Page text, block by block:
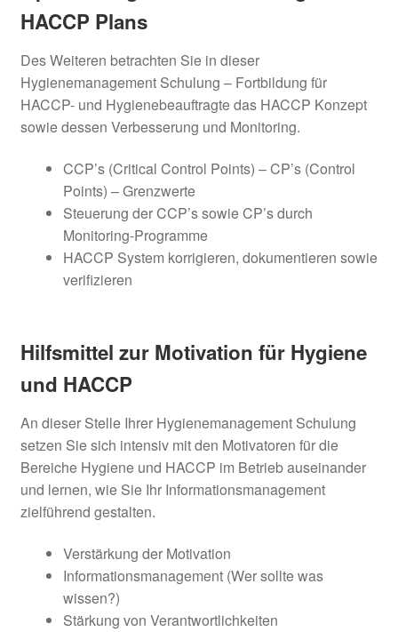
HACCP Plans
Des Weiteren betrachten Sie in dieser
Hygienemanagement Schulung – Fortbildung für
HACCP- und Hygienebeauftragte das HACCP Konzept
sowie dessen Verbesserung und Monitoring.
CCP’s (Critical Control Points) – CP’s (Control
Points) – Grenzwerte
Steuerung der CCP’s sowie CP’s durch
Monitoring-Programme
HACCP System korrigieren, dokumentieren sowie
verifizieren
Hilfsmittel zur Motivation für Hygiene
und HACCP
An dieser Stelle Ihrer Hygienemanagement Schulung
setzen Sie sich intensiv mit den Motivatoren für die
Bereiche Hygiene und HACCP im Betrieb auseinander
und lernen, wie Sie Ihr Informationsmanagement
zielführend gestalten.
Verstärkung der Motivation
Informationsmanagement (Wer sollte was
wissen?)
Stärkung von Verantwortlichkeiten